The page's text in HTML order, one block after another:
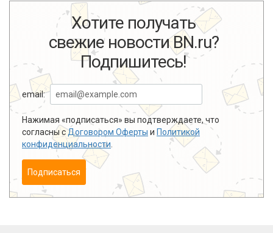
Хотите получать
свежие новости BN.ru?
Подпишитесь!
email:
Нажимая «подписаться» вы подтверждаете, что
согласны сДоговором Оферты и Политикой
конфиденциальности
Подписаться